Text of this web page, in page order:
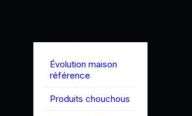
Évolution maison
référence
Produits chouchous